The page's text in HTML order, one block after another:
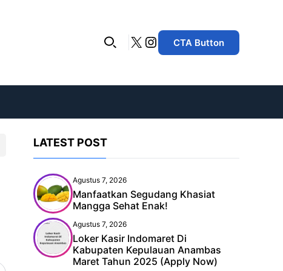
X Instagram
CTA Button
LATEST POST
Agustus 7, 2026
Manfaatkan Segudang Khasiat
Mangga Sehat Enak!
Agustus 7, 2026
Loker Kasir Indomaret Di
Kabupaten Kepulauan Anambas
Maret Tahun 2025 (Apply Now)